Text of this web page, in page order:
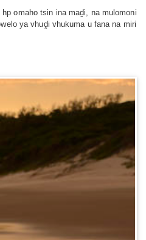
omaho tsin ina maḓi, na mulomoni
ya vhuḓi vhukuma u fana na miri